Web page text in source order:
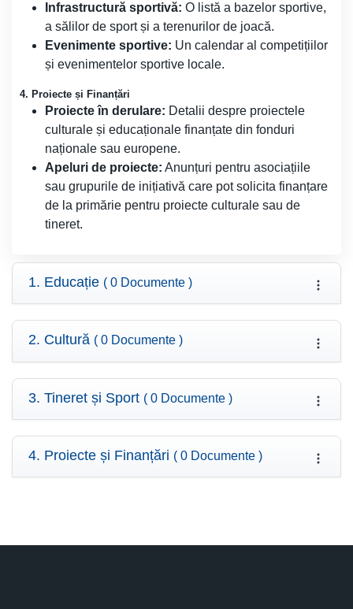
Infrastructură sportivă: O listă a bazelor sportive,
a sălilor de sport și a terenurilor de joacă.
Evenimente sportive: Un calendar al competițiilor
și evenimentelor sportive locale.
4. Proiecte și Finanțări
Proiecte în derulare: Detalii despre proiectele
culturale și educaționale finanțate din fonduri
naționale sau europene.
Apeluri de proiecte: Anunțuri pentru asociațiile
sau grupurile de inițiativă care pot solicita finanțare
de la primărie pentru proiecte culturale sau de
tineret.
1. Educație ( 0 Documente )
2. Cultură ( 0 Documente )
3. Tineret și Sport ( 0 Documente )
4. Proiecte și Finanțări ( 0 Documente )